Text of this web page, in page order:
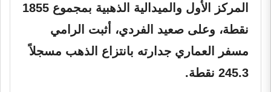
المركز الأول والميدالية الذهبية بمجموع 1855
نقطة، وعلى صعيد الفردي، أثبت الرامي
مسفر العماري جدارته بانتزاع الذهب مسجلاً
245.3 نقطة.